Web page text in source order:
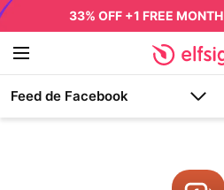
33% OFF +1 FREE MONTH
Feed de Facebook